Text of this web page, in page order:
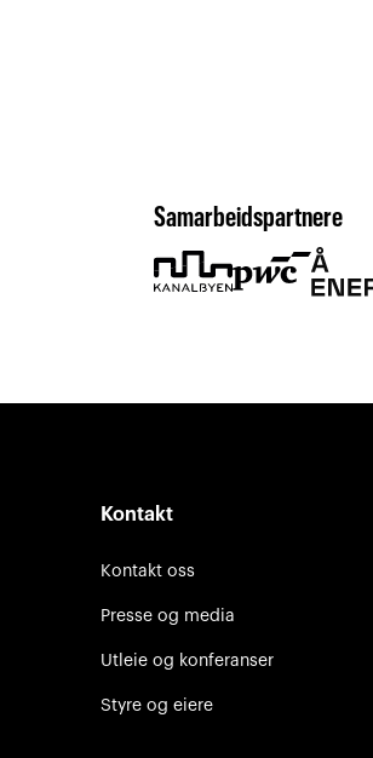
Samarbeidspartnere
Kontakt
Kontakt oss
Presse og media
Utleie og konferanser
Styre og eiere